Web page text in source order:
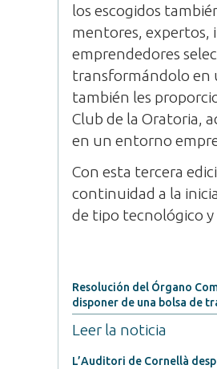
los escogidos
mentores, expertos,
emprendedores
transformándolo en
también les
Club de la Oratoria,
en un entorno
Con esta tercera
continuidad a la
de tipo tecnológico
Resolución del Órgano
disponer de una bolsa de
Leer la noticia
L’Auditori de Cornellà